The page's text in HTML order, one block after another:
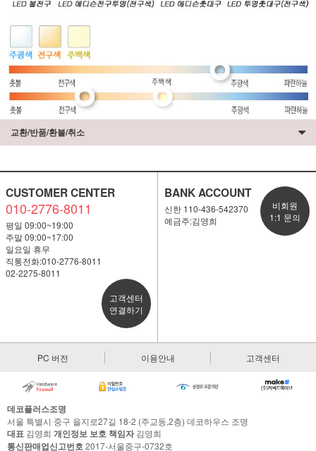
교환/반품/환불/취소
CUSTOMER CENTER
010-2776-8011
평일 09:00~19:00
주말 09:00~17:00
일요일 휴무
직통전화:010-2776-8011
02-2275-8011
고객센터
연결하기
BANK ACCOUNT
신한 110-436-542370
예금주:김영희
비회원
1:1 문의
PC 버전 이용안내 고객센터
데코플러스조명
서울 특별시 중구 을지로27길 18-2 (주교동,2층) 데코하우스 조명
대표 김영희 개인정보 보호 책임자김영희
통신판매업신고번호2017-서울중구-0732호